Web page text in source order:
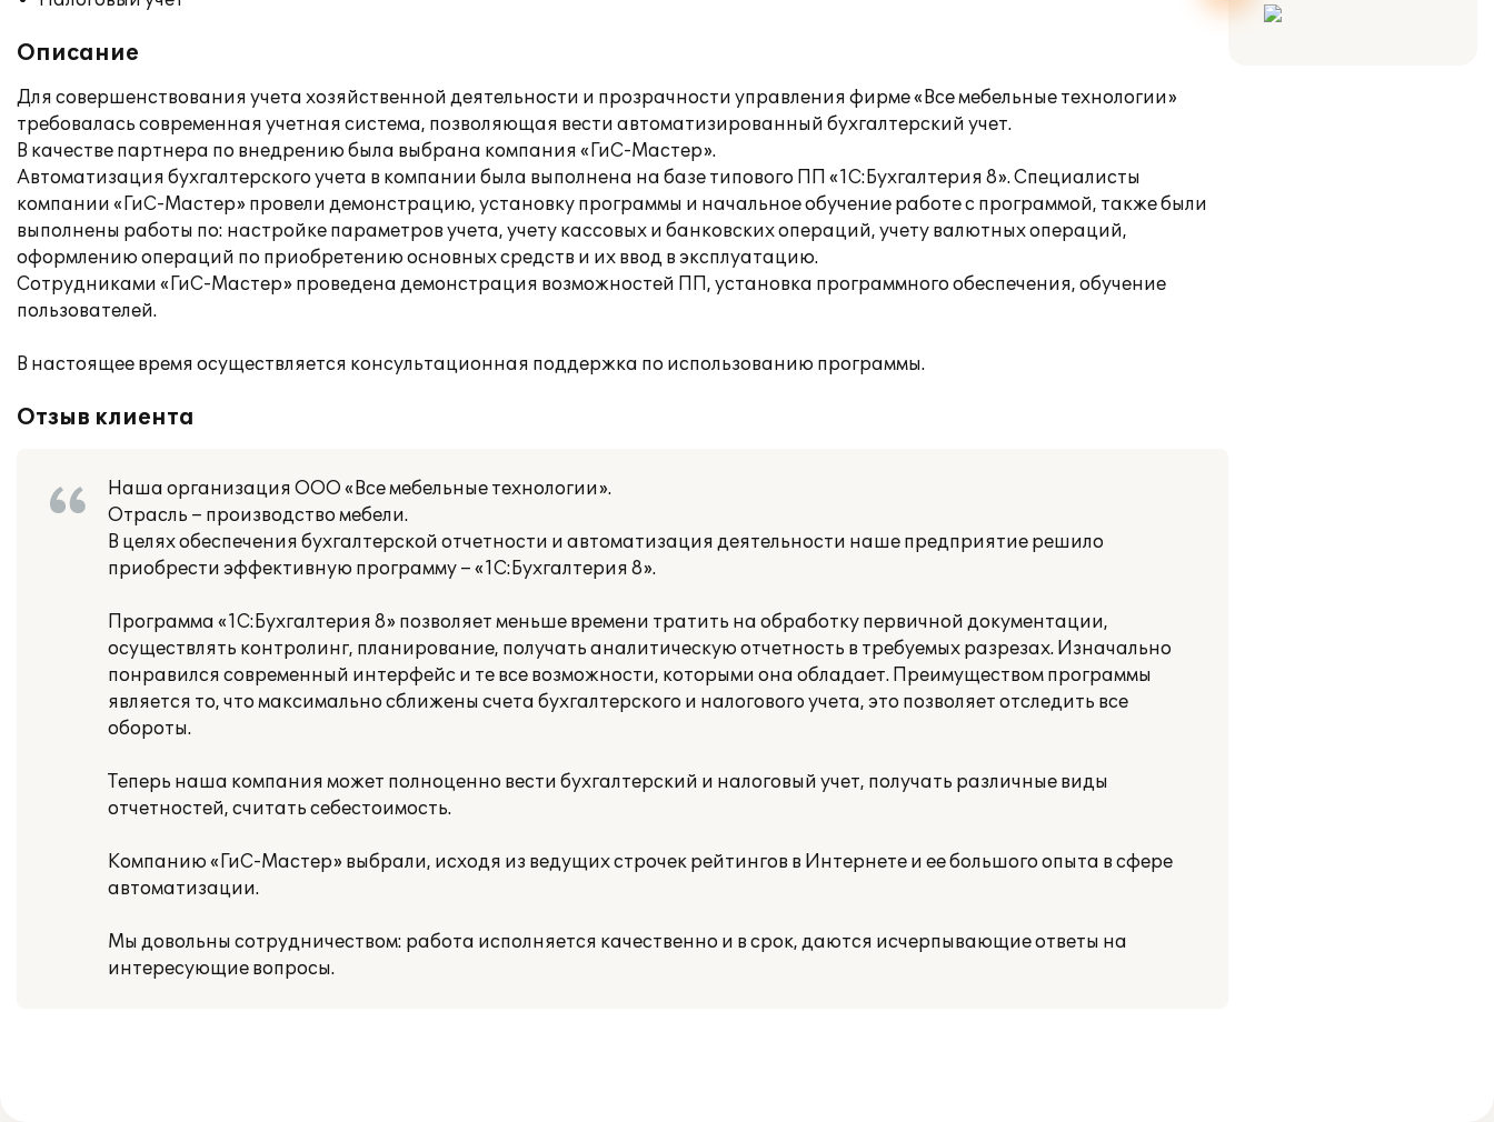
Описание
Для совершенствования учета хозяйственной деятельности и прозрачности управления фирме «Все мебельные технологии»
требовалась современная учетная система, позволяющая вести автоматизированный бухгалтерский учет.
В качестве партнера по внедрению была выбрана компания «ГиС-Мастер».
Автоматизация бухгалтерского учета в компании была выполнена на базе типового ПП «1С:Бухгалтерия 8». Специалисты
компании «ГиС-Мастер» провели демонстрацию, установку программы и начальное обучение работе с программой, также были
выполнены работы по: настройке параметров учета, учету кассовых и банковских операций, учету валютных операций,
оформлению операций по приобретению основных средств и их ввод в эксплуатацию.
Сотрудниками «ГиС-Мастер» проведена демонстрация возможностей ПП, установка программного обеспечения, обучение
пользователей.
В настоящее время осуществляется консультационная поддержка по использованию программы.
Отзыв клиента
Наша организация ООО «Все мебельные технологии».
Отрасль – производство мебели.
В целях обеспечения бухгалтерской отчетности и автоматизация деятельности наше предприятие решило
приобрести эффективную программу – «1С:Бухгалтерия 8».
Программа «1С:Бухгалтерия 8» позволяет меньше времени тратить на обработку первичной документации,
осуществлять контролинг, планирование, получать аналитическую отчетность в требуемых разрезах. Изначально
понравился современный интерфейс и те все возможности, которыми она обладает. Преимуществом программы
является то, что максимально сближены счета бухгалтерского и налогового учета, это позволяет отследить все
обороты.
Теперь наша компания может полноценно вести бухгалтерский и налоговый учет, получать различные виды
отчетностей, считать себестоимость.
Компанию «ГиС-Мастер» выбрали, исходя из ведущих строчек рейтингов в Интернете и ее большого опыта в сфере
автоматизации.
Мы довольны сотрудничеством: работа исполняется качественно и в срок, даются исчерпывающие ответы на
интересующие вопросы.